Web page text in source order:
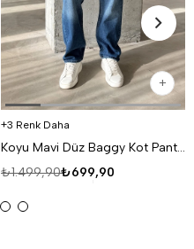
3 Renk Daha
Koyu Mavi Düz Baggy Kot Pantolon DM
₺699,90
₺1.499,90